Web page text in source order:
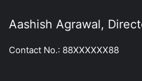
Aashish Agrawal,
Contact No.: 88XXXXXX88